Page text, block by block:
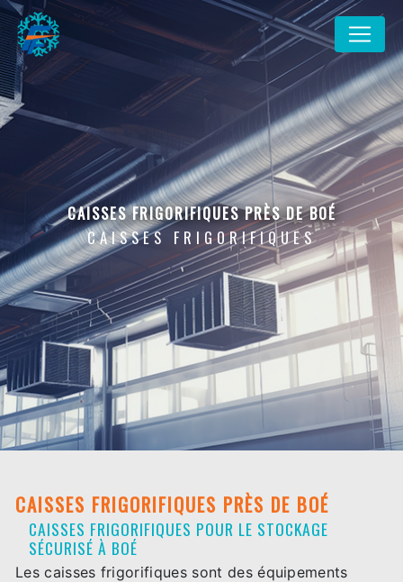
CAISSES FRIGORIFIQUES PRÈS DE BOÉ
CAISSES FRIGORIFIQUES
CAISSES FRIGORIFIQUES PRÈS DE BOÉ
CAISSES FRIGORIFIQUES POUR LE STOCKAGE
SÉCURISÉ À BOÉ
Les caisses frigorifiques sont des équipements
Panneau de gestion des cookies